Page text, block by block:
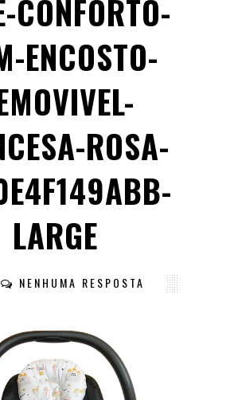
CONFORTO-
ENCOSTO-
ROSA-
LARGE
NENHUMA RESPOSTA